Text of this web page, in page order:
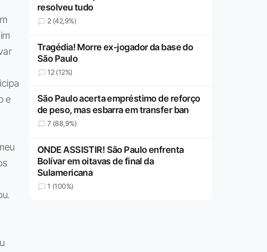
e
resolveu tudo
2 (42,9%)
Tragédia! Morre ex-jogador da base do
São Paulo
12 (12%)
São Paulo acerta empréstimo de reforço
de peso, mas esbarra em transfer ban
7 (88,9%)
ONDE ASSISTIR! São Paulo enfrenta
Bolívar em oitavas de final da
Sulamericana
1 (100%)